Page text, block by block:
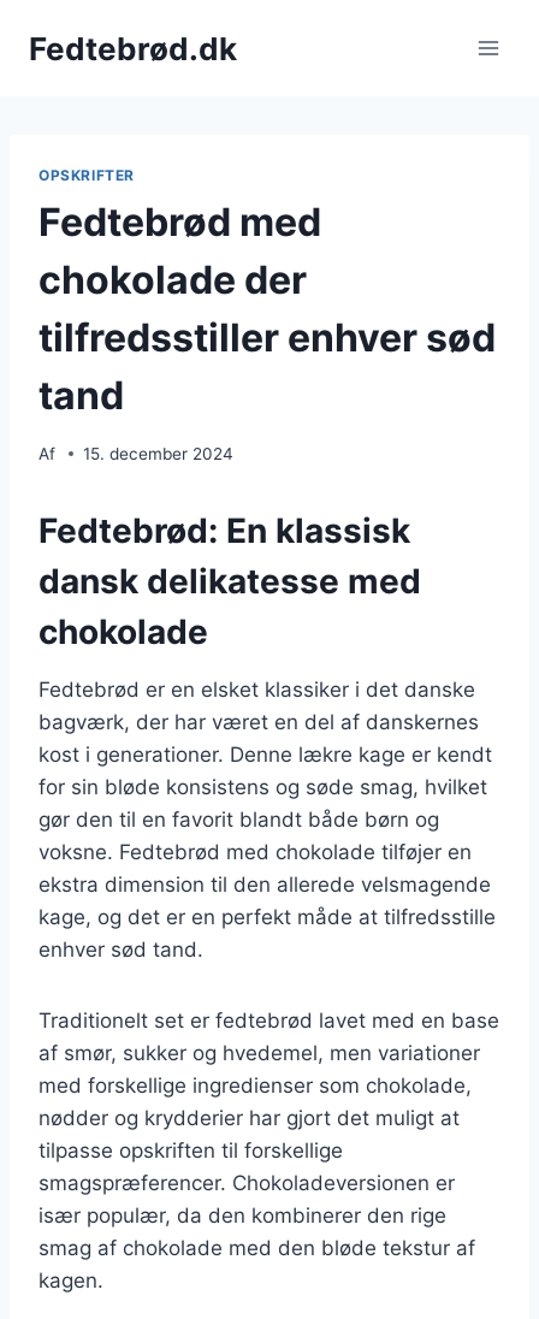
Fedtebrød.dk
OPSKRIFTER
Fedtebrød med
chokolade der
tilfredsstiller enhver sød
tand
Af 15. december 2024
Fedtebrød: En klassisk
dansk delikatesse med
chokolade
Fedtebrød er en elsket klassiker i det danske
bagværk, der har været en del af danskernes
kost i generationer. Denne lækre kage er kendt
for sin bløde konsistens og søde smag, hvilket
gør den til en favorit blandt både børn og
voksne. Fedtebrød med chokolade tilføjer en
ekstra dimension til den allerede velsmagende
kage, og det er en perfekt måde at tilfredsstille
enhver sød tand.
Traditionelt set er fedtebrød lavet med en base
af smør, sukker og hvedemel, men variationer
med forskellige ingredienser som chokolade,
nødder og krydderier har gjort det muligt at
tilpasse opskriften til forskellige
smagspræferencer. Chokoladeversionen er
især populær, da den kombinerer den rige
smag af chokolade med den bløde tekstur af
kagen.